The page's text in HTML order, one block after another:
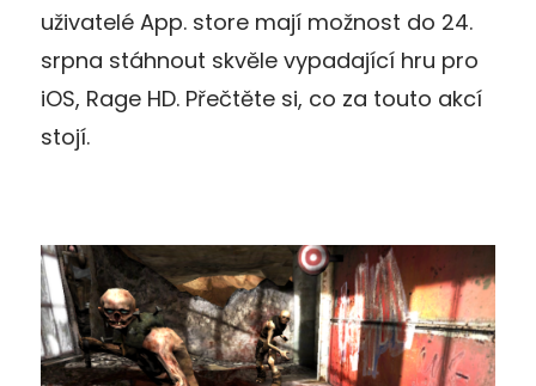
uživatelé App. store mají možnost do 24.
srpna stáhnout skvěle vypadající hru pro
iOS, Rage HD. Přečtěte si, co za touto akcí
stojí.